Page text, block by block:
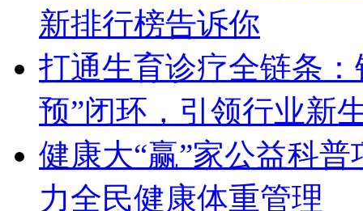
新排行榜告诉你
打通生育诊疗全链条
预”闭环，引领行业新
健康大“赢”家公益科
力全民健康体重管理